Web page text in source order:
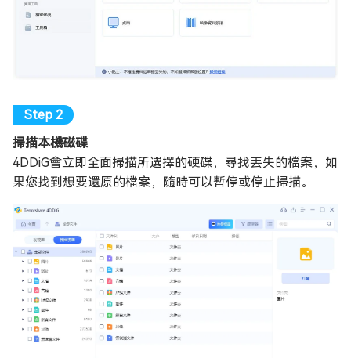
掃描本機磁碟
4DDiG會立即全面掃描所選擇的硬碟，尋找丟失的檔案，如
果您找到想要還原的檔案，隨時可以暫停或停止掃描。